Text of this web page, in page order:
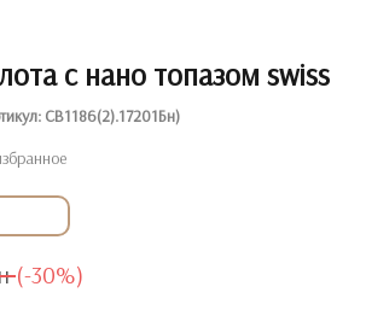
с нано топазом swiss
СВ1186(2).17201Бн)
(-30%)